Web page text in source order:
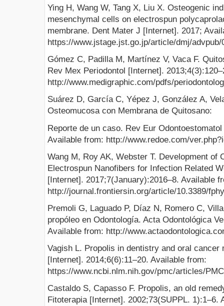
Ying H, Wang W, Tang X, Liu X. Osteogenic
mesenchymal cells on electrospun
membrane. Dent Mater J [Internet]. 2017;
https://www.jstage.jst.go.jp/article/dmj/
Gómez C, Padilla M, Martínez V, Vaca F.
Rev Mex Periodontol [Internet].
http://www.medigraphic.com/pdfs/
Suárez D, García C, Yépez J, González A,
Osteomucosa con Membrana de Quitosano:
Reporte de un caso. Rev Eur
Available from: http://www.redoe.com/
Wang M, Roy AK, Webster T. Development of
Electrospun Nanofibers for Infection Related
[Internet]. 2017;7(January):2016–8. Available
http://journal.frontiersin.org/article/10.3389/
Premoli G, Laguado P, Díaz N, Romero C,
propóleo en Odontología. Acta Odontológica
Available from: http://
Vagish L. Propolis in dentistry and oral cancer
[Internet]. 2014;6(6):11–20. Available from:
https://www.ncbi.nlm.nih.gov/pmc/articles/
Castaldo S, Capasso F. Propolis, an old
Fitoterapia [Internet]. 2002;73(SUPPL. 1):1–6.